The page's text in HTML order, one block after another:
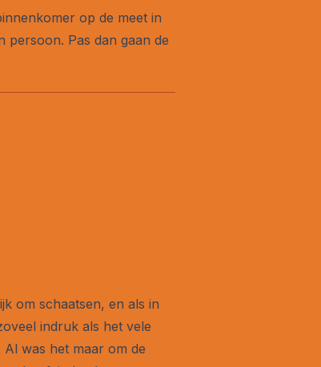
op de meet in
persoon. Pas dan gaan de
om schaatsen, en als in
indruk als het vele
was het maar om de